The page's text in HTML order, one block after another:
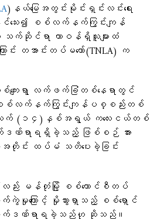
)နယ်မြေအတွင်းမိုင်းရှင်းလင်းရေး
ေး၍ စစ်လက်နက်ကြွင်းကျန်
သက်ဆိုင်ရာ တာဝန်ရှိသူများထံ
ြောင်း တအာင်းတပ်မတော်(TNLA) က
ျေးရွာ လက်ဖက်ခြံတစ်နေရာတွင်
က်နက်ကြွင်းကျန်ပစ္စည်းတစ်
အသက် (၁၄)နှစ်အရွယ် ကလေးငယ်တစ်
ဒဏ်ရာရရှိခဲ့သည့် ဖြစ်စဉ် အား
တိုင်း ထပ်မံ သတိပေးခဲ့ခြင်း
း မန်တုံမြို့ စစ်ကောင်စီတပ်
က်ကွဲမှုကြောင့် မှိုသွားရှာသည့် စစ်ရှောင်
က်ဒဏ်ရာရခဲ့သည်ဟု ဆိုသည်။